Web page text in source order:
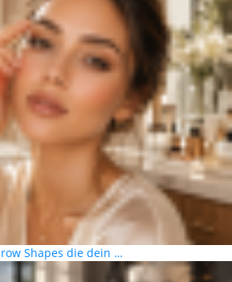
Shapes die dein …